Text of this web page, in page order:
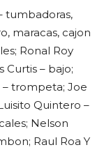
tumbadoras,
maracas, cajon
Ronal Roy
Curtis – bajo;
trompeta; Joe
Quintero –
Nelson
Raul Roa Y